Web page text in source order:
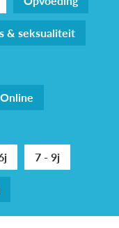
& seksualiteit
7 - 9j